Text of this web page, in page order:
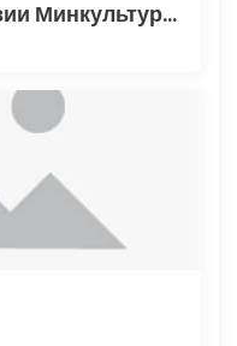
Подтверждение лицензии Минкультуры: Важные аспекты и процесс получения